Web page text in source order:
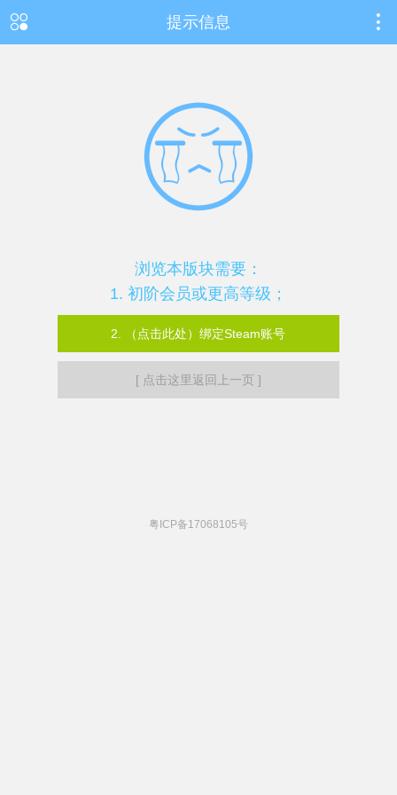
提示信息
浏览本版块需要：
1. 初阶会员或更高等级；
2. （点击此处）绑定Steam账号
[ 点击这里返回上一页 ]
粤ICP备17068105号